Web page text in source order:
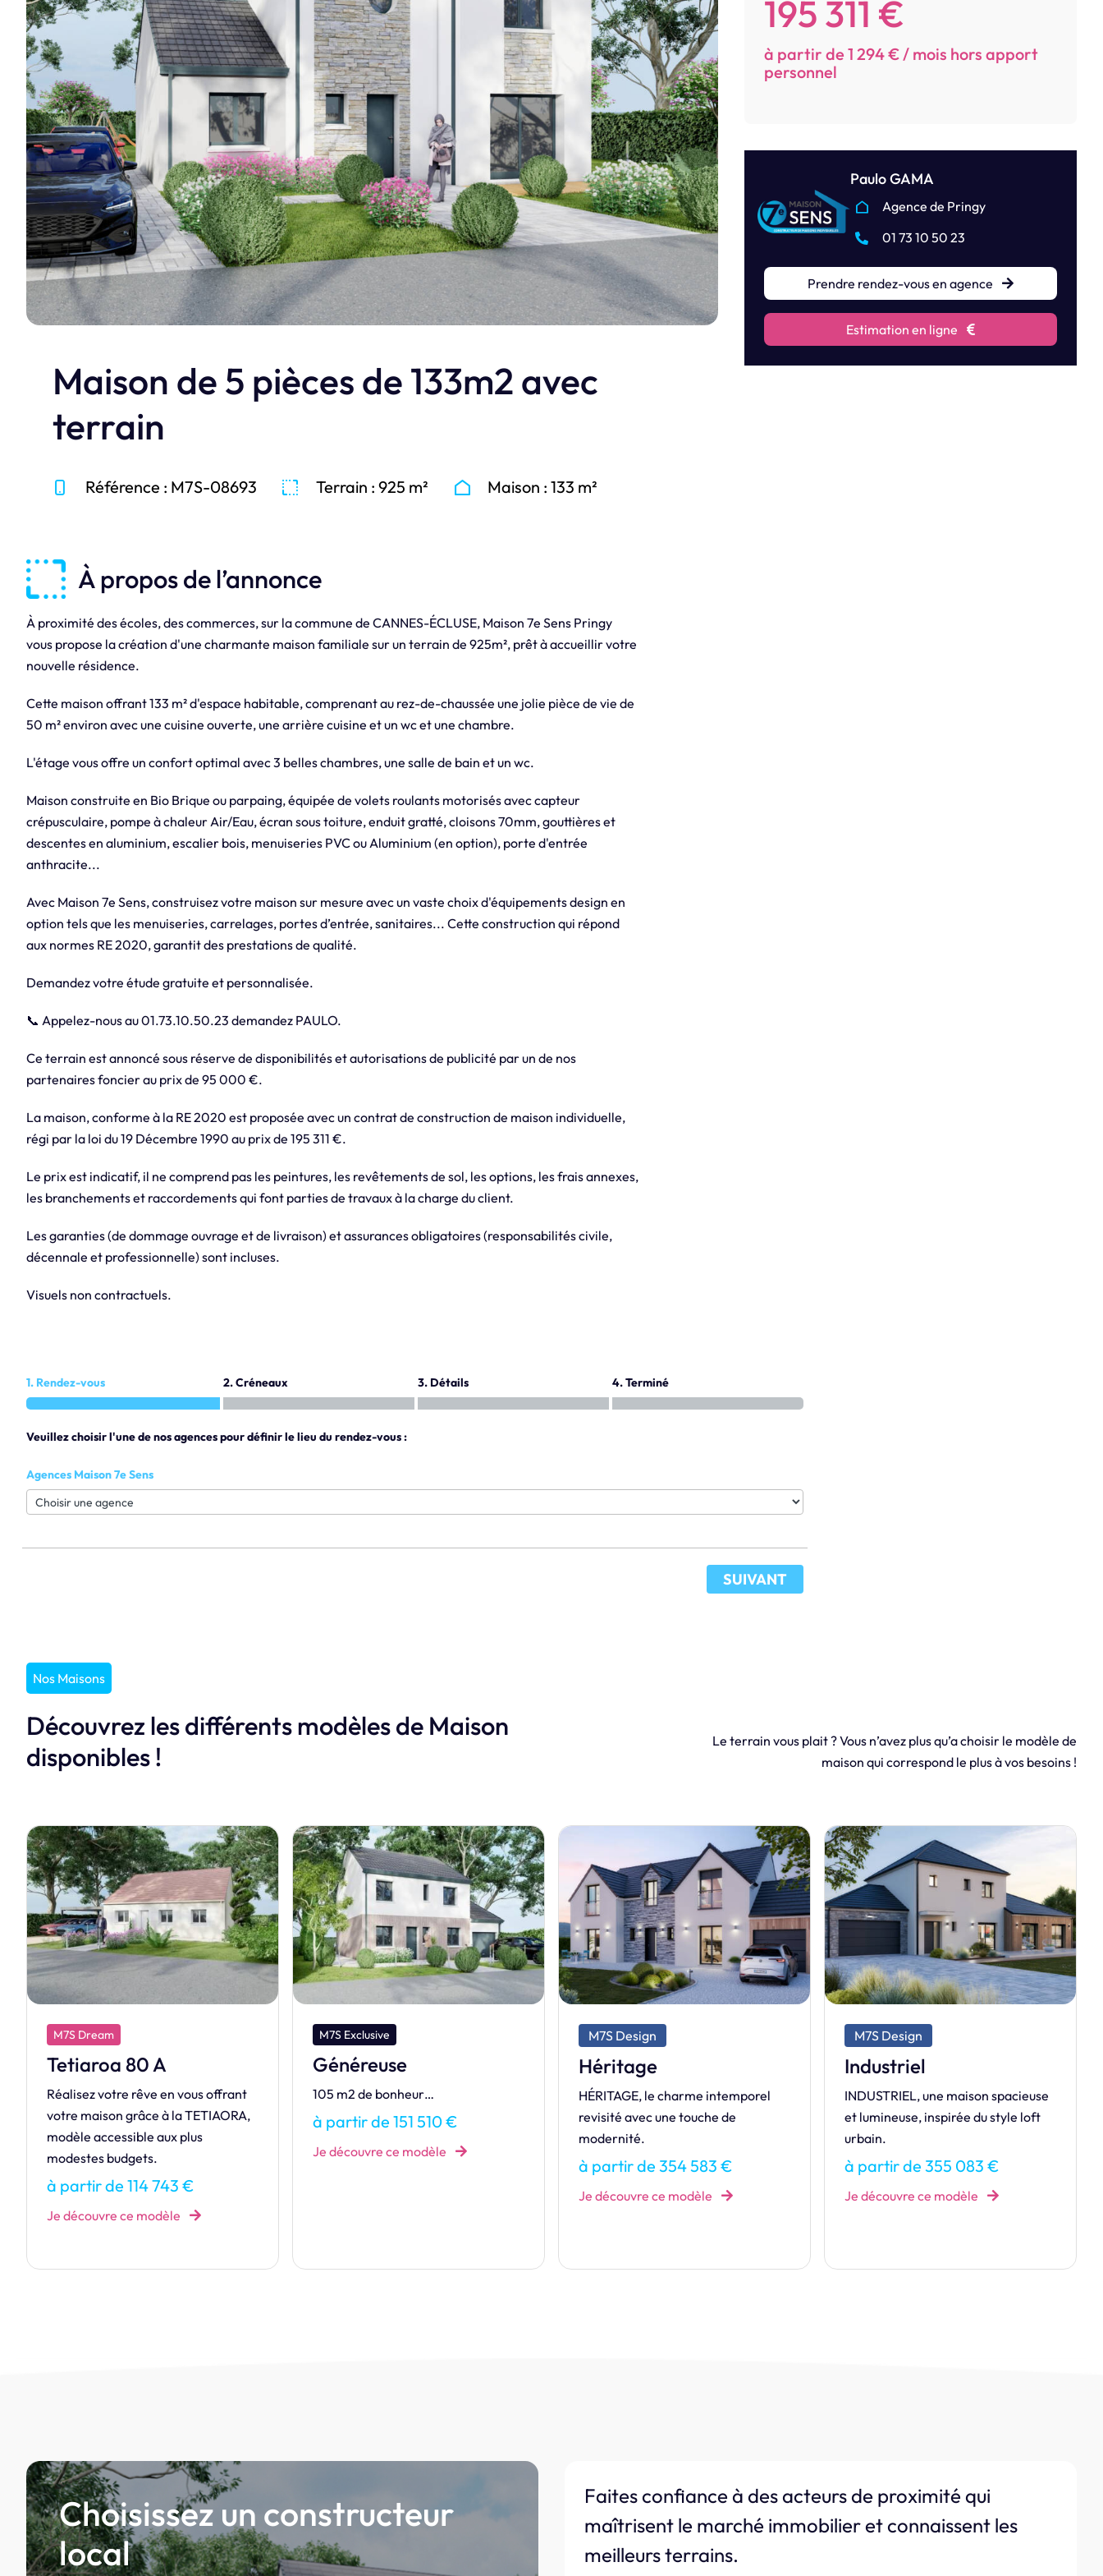
réalisations en photos.
Je découvre
Maison de 5 pièces de 133m2 avec
terrain
Référence : M7S-08693 Terrain : 925 m² Maison : 133 m²
195 311 €
à partir de 1 294 € / mois hors apport
personnel
Paulo GAMA
Agence de Pringy
01 73 10 50 23
Prendre rendez-vous en agence
Estimation en ligne
À propos de l’annonce
À proximité des écoles, des commerces, sur la commune de CANNES-ÉCLUSE, Maison 7e Sens Pringy
vous propose la création d'une charmante maison familiale sur un terrain de 925m², prêt à accueillir votre
nouvelle résidence.
Cette maison offrant 133 m² d'espace habitable, comprenant au rez-de-chaussée une jolie pièce de vie de
50 m² environ avec une cuisine ouverte, une arrière cuisine et un wc et une chambre.
L'étage vous offre un confort optimal avec 3 belles chambres, une salle de bain et un wc.
Maison construite en Bio Brique ou parpaing, équipée de volets roulants motorisés avec capteur
crépusculaire, pompe à chaleur Air/Eau, écran sous toiture, enduit gratté, cloisons 70mm, gouttières et
descentes en aluminium, escalier bois, menuiseries PVC ou Aluminium (en option), porte d'entrée
anthracite...
Avec Maison 7e Sens, construisez votre maison sur mesure avec un vaste choix d'équipements design en
option tels que les menuiseries, carrelages, portes d’entrée, sanitaires... Cette construction qui répond
aux normes RE 2020, garantit des prestations de qualité.
Demandez votre étude gratuite et personnalisée.
📞 Appelez-nous au 01.73.10.50.23 demandez PAULO.
Ce terrain est annoncé sous réserve de disponibilités et autorisations de publicité par un de nos
partenaires foncier au prix de 95 000 €.
La maison, conforme à la RE 2020 est proposée avec un contrat de construction de maison individuelle,
régi par la loi du 19 Décembre 1990 au prix de 195 311 €.
Le prix est indicatif, il ne comprend pas les peintures, les revêtements de sol, les options, les frais annexes,
les branchements et raccordements qui font parties de travaux à la charge du client.
Les garanties (de dommage ouvrage et de livraison) et assurances obligatoires (responsabilités civile,
décennale et professionnelle) sont incluses.
Visuels non contractuels.
1. Rendez-vous 2. Créneaux 3. Détails 4. Terminé
Veuillez choisir l'une de nos agences pour définir le lieu du rendez-vous :
Agences Maison 7e Sens
SUIVANT
Nos Maisons
Découvrez les différents modèles de Maison
disponibles !
Le terrain vous plait ? Vous n’avez plus qu’a choisir le modèle de
maison qui correspond le plus à vos besoins !
M7S Exclusive
Généreuse
105 m2 de bonheur…
à partir de 151 510 €
Je découvre ce modèle
M7S Design
Héritage
HÉRITAGE, le charme intemporel
revisité avec une touche de
M7S Design
Industriel
INDUSTRIEL, une maison spacieuse
et lumineuse, inspirée du style loft
urbain.
à partir de 355 083 €
Je découvre ce modèle
M7S Dream
Bora 100
Notre maison de la gamme Dream.
Cédez aux charmes de la BORA
BORA.
à partir de 141 223 €
Je découvre ce modèle
Choisissez un constructeur
local
Faites confiance à des acteurs de proximité qui
maîtrisent le marché immobilier et connaissent les
meilleurs terrains.